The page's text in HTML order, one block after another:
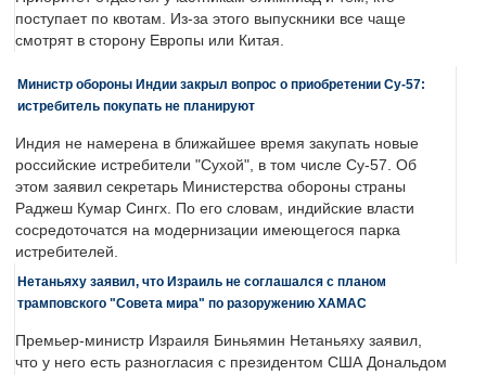
поступает по квотам. Из-за этого выпускники все чаще
смотрят в сторону Европы или Китая.
Министр обороны Индии закрыл вопрос о приобретении Су-57:
истребитель покупать не планируют
Индия не намерена в ближайшее время закупать новые
российские истребители "Сухой", в том числе Су-57. Об
этом заявил секретарь Министерства обороны страны
Раджеш Кумар Сингх. По его словам, индийские власти
сосредоточатся на модернизации имеющегося парка
истребителей.
Нетаньяху заявил, что Израиль не соглашался с планом
трамповского "Совета мира" по разоружению ХАМАС
Премьер-министр Израиля Биньямин Нетаньяху заявил,
что у него есть разногласия с президентом США Дональдом